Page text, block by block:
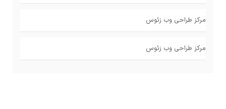
مرکز طراحی وب زئوس
مرکز طراحی وب زئوس